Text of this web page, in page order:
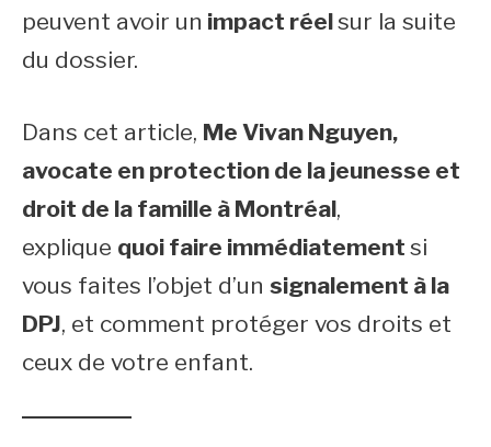
peuvent avoir un impact réelsur la suite
du dossier.
Dans cet article, Me Vivan Nguyen,
avocate en protection de la jeunesse et
droit de la famille à Montréal,
explique quoi faire immédiatement si
vous faites l’objet d’un signalement à la
DPJ, et comment protéger vos droits et
ceux de votre enfant.